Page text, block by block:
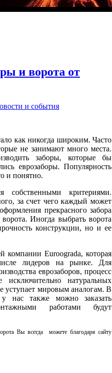
и ворота от
и события
как никогда широким. Часто
не занимают много места.
заборы, которые бы
еврозаборы. Популярность
и понятно.
собственными критериями.
за счет чего каждый может
прекрасного забора
Иногда выбрать ворота
конструкции, но и ее
компании Euroograda, которая
лидеров на рынке. Для
еврозаборов, процесс
исключительно натуральных
уступает мировым аналогам. В
у нас также можно заказать
работами будут
Вы всегда можете благодаря сайту